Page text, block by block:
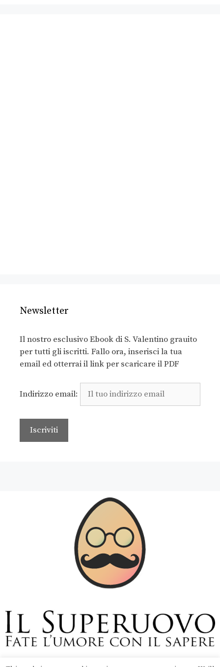
Newsletter
Il nostro esclusivo Ebook di S. Valentino grauito
per tutti gli iscritti. Fallo ora, inserisci la tua
email ed otterrai il link per scaricare il PDF
Indirizzo email: